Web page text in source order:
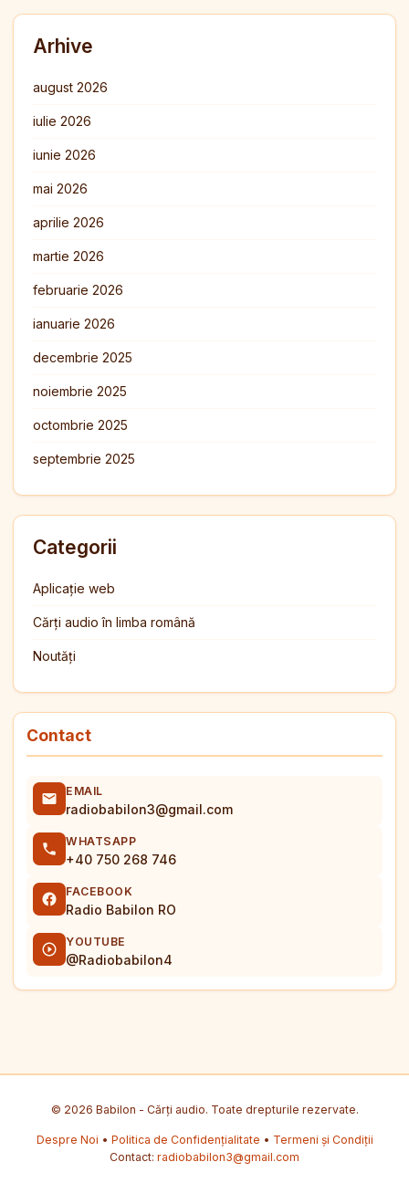
Arhive
august 2026
iulie 2026
iunie 2026
mai 2026
aprilie 2026
martie 2026
februarie 2026
ianuarie 2026
decembrie 2025
noiembrie 2025
octombrie 2025
septembrie 2025
Categorii
Aplicație web
Cărți audio în limba română
Noutăți
Contact
EMAIL
radiobabilon3@gmail.com
WHATSAPP
+40 750 268 746
FACEBOOK
Radio Babilon RO
YOUTUBE
@Radiobabilon4
© 2026 Babilon - Cărți audio. Toate drepturile rezervate.
Despre Noi • Politica de Confidențialitate • Termeni și Condiții
Contact: radiobabilon3@gmail.com